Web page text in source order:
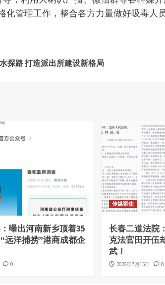
化管理工作，整合各方力量做好吸毒人
探路 打造派出所建设新格局
曝出河南新乡顶着35
远洋捕捞”港商成都企
0
传媒聚焦
长春二道法院
克法官田开伍
武！
2026年7月15日 0